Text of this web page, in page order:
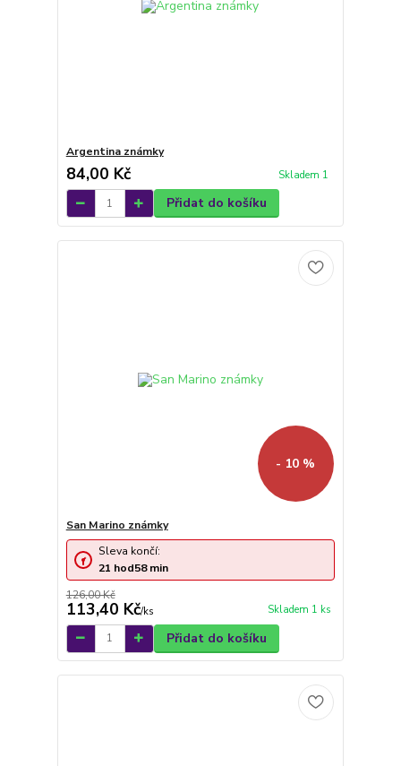
Argentina známky
84,00 Kč Skladem 1
Přidat do košíku
- 10 %
San Marino známky
126,00 Kč
113,40 Kč/ks Skladem 1 ks
Sleva končí:
21 hod58min
Přidat do košíku